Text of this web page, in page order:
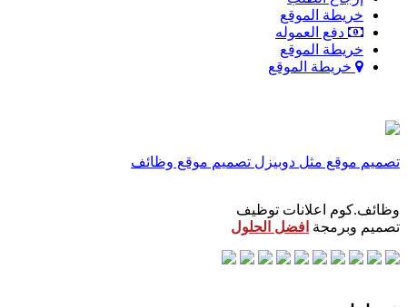
خريطة الموقع
دفع العموله
خريطة الموقع
خريطة الموقع
تصميم موقع مثل دوبيزل تصميم موقع وظائف
وظائف.كوم اعلانات توظيف
تصميم وبرمجة افضل الحلول